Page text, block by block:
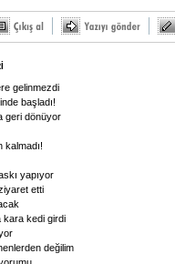
gelinmezdi
başladı!
geri dönüyor
kalmadı!
yapıyor
etti
kara kedi girdi
değilim